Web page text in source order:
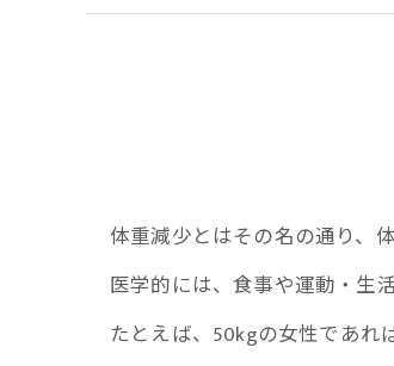
体重減少とはその名の通り、
医学的には、食事や運動・生
たとえば、50kgの女性であれ